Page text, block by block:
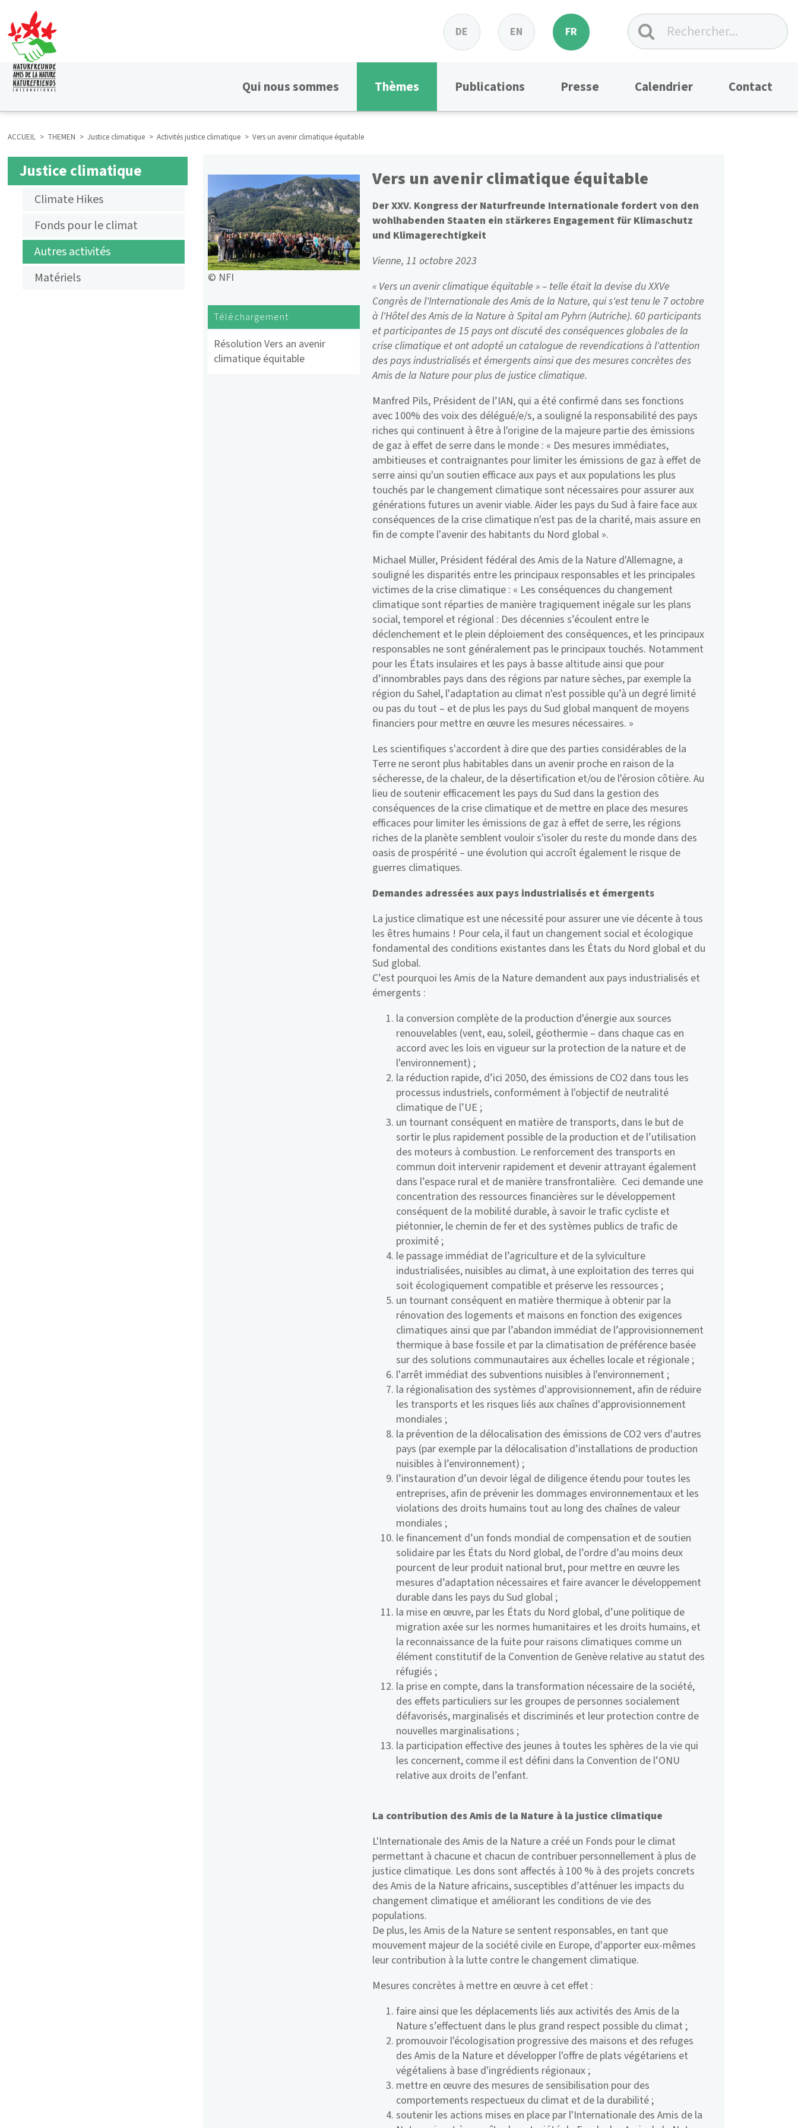
contenu
principal
DE EN FR
HAUPTNAVIGATION Qui nous sommes Thèmes Publications Presse Calendrier Contact
FIL
D'ARIANE
ACCUEIL THEMEN Justice climatique Activités justice climatique Vers un avenir climatique équitable
SUBMENU
AKTIVITÄTEN
KLIMAGERECHTIGKEIT
FRANZÖSISCH
Justice climatique
Climate Hikes
Fonds pour le climat
Autres activités
Matériels
© NFI
Téléchargement
Résolution Vers an avenir
climatique équitable
Vers un avenir climatique équitable
Der XXV. Kongress der Naturfreunde Internationale fordert von den
wohlhabenden Staaten ein stärkeres Engagement für Klimaschutz
und Klimagerechtigkeit
Vienne, 11 octobre 2023
« Vers un avenir climatique équitable » – telle était la devise du XXVe
Congrès de l'Internationale des Amis de la Nature, qui s'est tenu le 7 octobre
à l'Hôtel des Amis de la Nature à Spital am Pyhrn (Autriche). 60 participants
et participantes de 15 pays ont discuté des conséquences globales de la
crise climatique et ont adopté un catalogue de revendications à l'attention
des pays industrialisés et émergents ainsi que des mesures concrètes des
Amis de la Nature pour plus de justice climatique.
Manfred Pils, Président de l’IAN, qui a été confirmé dans ses fonctions
avec 100% des voix des délégué/e/s, a souligné la responsabilité des pays
riches qui continuent à être à l'origine de la majeure partie des émissions
de gaz à effet de serre dans le monde : « Des mesures immédiates,
ambitieuses et contraignantes pour limiter les émissions de gaz à effet de
serre ainsi qu'un soutien efficace aux pays et aux populations les plus
touchés par le changement climatique sont nécessaires pour assurer aux
générations futures un avenir viable. Aider les pays du Sud à faire face aux
conséquences de la crise climatique n'est pas de la charité, mais assure en
fin de compte l'avenir des habitants du Nord global ».
Michael Müller, Président fédéral des Amis de la Nature d'Allemagne, a
souligné les disparités entre les principaux responsables et les principales
victimes de la crise climatique : « Les conséquences du changement
climatique sont réparties de manière tragiquement inégale sur les plans
social, temporel et régional : Des décennies s’écoulent entre le
déclenchement et le plein déploiement des conséquences, et les principaux
responsables ne sont généralement pas le principaux touchés. Notamment
pour les États insulaires et les pays à basse altitude ainsi que pour
d’innombrables pays dans des régions par nature sèches, par exemple la
région du Sahel, l'adaptation au climat n'est possible qu’à un degré limité
ou pas du tout – et de plus les pays du Sud global manquent de moyens
financiers pour mettre en œuvre les mesures nécessaires. »
Les scientifiques s'accordent à dire que des parties considérables de la
Terre ne seront plus habitables dans un avenir proche en raison de la
sécheresse, de la chaleur, de la désertification et/ou de l'érosion côtière. Au
lieu de soutenir efficacement les pays du Sud dans la gestion des
conséquences de la crise climatique et de mettre en place des mesures
efficaces pour limiter les émissions de gaz à effet de serre, les régions
riches de la planète semblent vouloir s'isoler du reste du monde dans des
oasis de prospérité – une évolution qui accroît également le risque de
guerres climatiques.
Demandes adressées aux pays industrialisés et émergents
La justice climatique est une nécessité pour assurer une vie décente à tous
les êtres humains ! Pour cela, il faut un changement social et écologique
fondamental des conditions existantes dans les États du Nord global et du
Sud global.
C’est pourquoi les Amis de la Nature demandent aux pays industrialisés et
émergents :
la conversion complète de la production d'énergie aux sources
renouvelables (vent, eau, soleil, géothermie – dans chaque cas en
accord avec les lois en vigueur sur la protection de la nature et de
l'environnement) ;
la réduction rapide, d’ici 2050, des émissions de CO2 dans tous les
processus industriels, conformément à l'objectif de neutralité
climatique de l’UE ;
un tournant conséquent en matière de transports, dans le but de
sortir le plus rapidement possible de la production et de l’utilisation
des moteurs à combustion. Le renforcement des transports en
commun doit intervenir rapidement et devenir attrayant également
dans l’espace rural et de manière transfrontalière. Ceci demande une
concentration des ressources financières sur le développement
conséquent de la mobilité durable, à savoir le trafic cycliste et
piétonnier, le chemin de fer et des systèmes publics de trafic de
proximité ;
le passage immédiat de l’agriculture et de la sylviculture
industrialisées, nuisibles au climat, à une exploitation des terres qui
soit écologiquement compatible et préserve les ressources ;
un tournant conséquent en matière thermique à obtenir par la
rénovation des logements et maisons en fonction des exigences
climatiques ainsi que par l’abandon immédiat de l’approvisionnement
thermique à base fossile et par la climatisation de préférence basée
sur des solutions communautaires aux échelles locale et régionale ;
l'arrêt immédiat des subventions nuisibles à l'environnement ;
la régionalisation des systèmes d'approvisionnement, afin de réduire
les transports et les risques liés aux chaînes d'approvisionnement
mondiales ;
la prévention de la délocalisation des émissions de CO2 vers d'autres
pays (par exemple par la délocalisation d’installations de production
nuisibles à l’environnement) ;
l’instauration d’un devoir légal de diligence étendu pour toutes les
entreprises, afin de prévenir les dommages environnementaux et les
violations des droits humains tout au long des chaînes de valeur
mondiales ;
le financement d’un fonds mondial de compensation et de soutien
solidaire par les États du Nord global, de l’ordre d’au moins deux
pourcent de leur produit national brut, pour mettre en œuvre les
mesures d’adaptation nécessaires et faire avancer le développement
durable dans les pays du Sud global ;
la mise en œuvre, par les États du Nord global, d’une politique de
migration axée sur les normes humanitaires et les droits humains, et
la reconnaissance de la fuite pour raisons climatiques comme un
élément constitutif de la Convention de Genève relative au statut des
réfugiés ;
la prise en compte, dans la transformation nécessaire de la société,
des effets particuliers sur les groupes de personnes socialement
défavorisés, marginalisés et discriminés et leur protection contre de
nouvelles marginalisations ;
la participation effective des jeunes à toutes les sphères de la vie qui
les concernent, comme il est défini dans la Convention de l’ONU
relative aux droits de l’enfant.
La contribution des Amis de la Nature à la justice climatique
L'Internationale des Amis de la Nature a créé un Fonds pour le climat
permettant à chacune et chacun de contribuer personnellement à plus de
justice climatique. Les dons sont affectés à 100 % à des projets concrets
des Amis de la Nature africains, susceptibles d’atténuer les impacts du
changement climatique et améliorant les conditions de vie des
populations.
De plus, les Amis de la Nature se sentent responsables, en tant que
mouvement majeur de la société civile en Europe, d'apporter eux-mêmes
leur contribution à la lutte contre le changement climatique.
Mesures concrètes à mettre en œuvre à cet effet :
faire ainsi que les déplacements liés aux activités des Amis de la
Nature s’effectuent dans le plus grand respect possible du climat ;
promouvoir l'écologisation progressive des maisons et des refuges
des Amis de la Nature et développer l'offre de plats végétariens et
végétaliens à base d'ingrédients régionaux ;
mettre en œuvre des mesures de sensibilisation pour des
comportements respectueux du climat et de la durabilité ;
soutenir les actions mises en place par l'Internationale des Amis de la